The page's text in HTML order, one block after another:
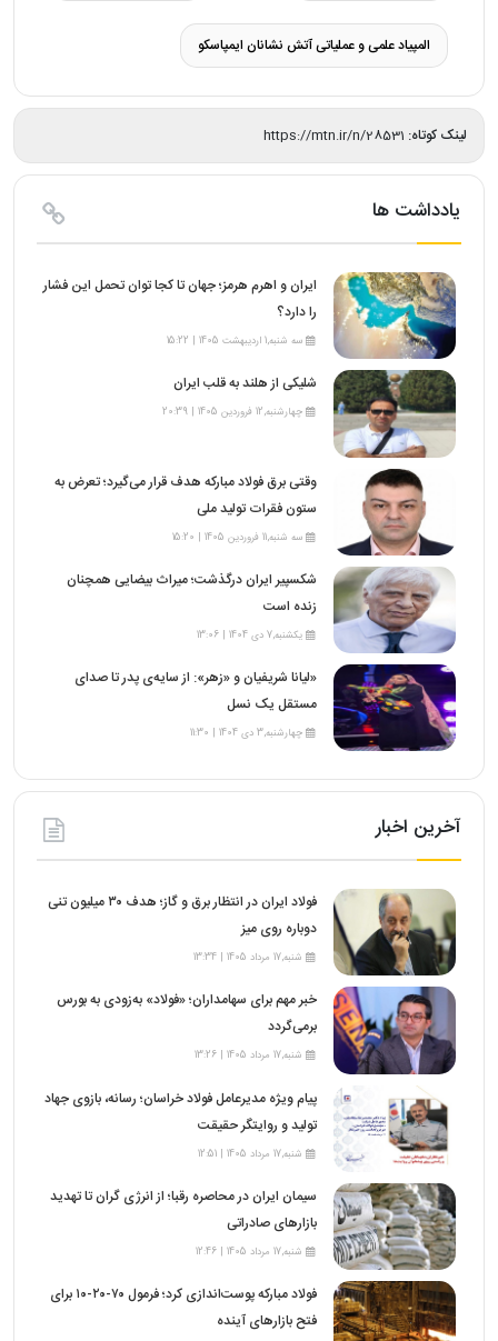
المپیاد علمی و عملیاتی آتش‌ نشانان ایمپاسکو
لینک کوتاه: https://mtn.ir/n/28531
یادداشت ها
ایران و اهرم هرمز؛ جهان تا کجا توان تحمل این فشار
را دارد؟
سه شنبه,1 اردیبهشت 1405 | 15:22
شلیکی از هلند به قلب ایران
چهارشنبه,12 فروردین 1405 | 20:39
وقتی برق فولاد مبارکه هدف قرار می‌گیرد؛ تعرض به
ستون فقرات تولید ملی
سه شنبه,11 فروردین 1405 | 15:20
شکسپیر ایران درگذشت؛ میراث بیضایی همچنان
زنده است
یکشنبه,7 دی 1404 | 13:06
«لیانا شریفیان و «زهر»: از سایه‌ی پدر تا صدای
مستقل یک نسل
چهارشنبه,3 دی 1404 | 11:30
آخرین اخبار
فولاد ایران در انتظار برق و گاز؛ هدف ۳۰ میلیون تنی
دوباره روی میز
شنبه,17 مرداد 1405 | 13:34
خبر مهم برای سهامداران؛ «فولاد» به‌زودی به بورس
برمی‌گردد
شنبه,17 مرداد 1405 | 13:26
پیام ویژه مدیرعامل فولاد خراسان؛ رسانه، بازوی جهاد
تولید و روایتگر حقیقت
شنبه,17 مرداد 1405 | 12:51
سیمان ایران در محاصره رقبا؛ از انرژی گران تا تهدید
بازارهای صادراتی
شنبه,17 مرداد 1405 | 12:46
فولاد مبارکه پوست‌اندازی کرد؛ فرمول ۷۰-۲۰-۱۰ برای
فتح بازارهای آینده